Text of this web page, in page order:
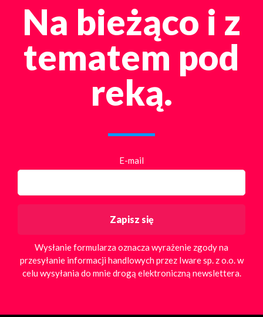
Na bieżąco i z
tematem pod
reką.
E-mail
Wysłanie formularza oznacza wyrażenie zgody na
przesyłanie informacji handlowych przez Iware sp. z o.o. w
celu wysyłania do mnie drogą elektroniczną newslettera.